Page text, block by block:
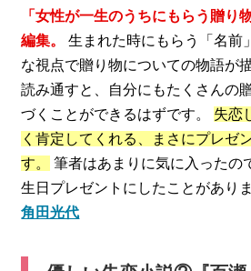
「女性が一生のうちにもらう贈り
編集。
生まれた時にもらう「名前
な視点で贈り物についての物語が
読み通すと、自分にもたくさんの
づくことができるはずです。 失恋
く肯定してくれる、まさにプレゼ
す。
筆者はあまりに気に入ったの
生日プレゼントにしたことがあり
角田光代